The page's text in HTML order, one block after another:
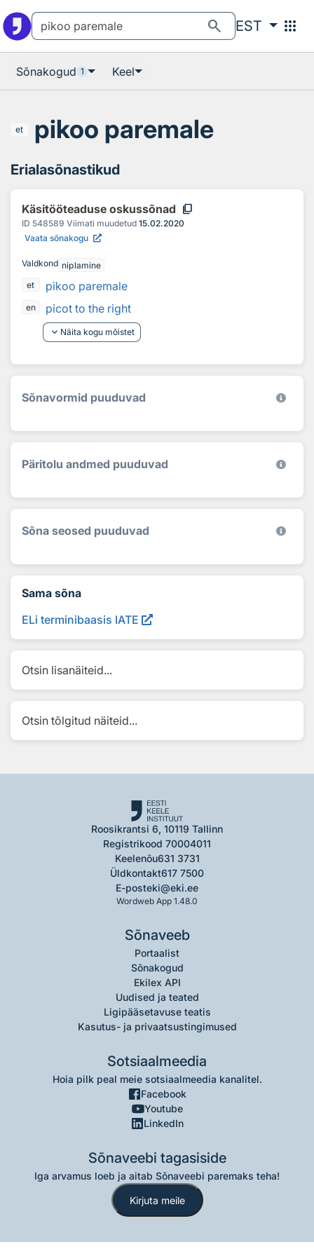
search EST apps
Sõnakogud 1 Keel
et pikoo paremale
Erialasõnastikud
Käsitööteaduse oskussõnad content_copy
ID 548589 Viimati muudetud 15.02.2020
Vaata sõnakogu
Valdkond niplamine
et
pikoo paremale
en
picot to the right
keyboard_arrow_down Näita kogu mõistet
Sõnavormid puuduvad
Päritolu andmed puuduvad
Sõna seosed puuduvad
Sama sõna
ELi terminibaasis IATE
Otsin lisanäiteid...
Otsin tõlgitud näiteid...
Roosikrantsi 6, 10119 Tallinn
Registrikood 70004011
Keelenõu631 3731
Üldkontakt617 7500
E-posteki@eki.ee
Wordweb App 1.48.0
Sõnaveeb
Portaalist
Sõnakogud
Ekilex API
Uudised ja teated
Ligipääsetavuse teatis
Kasutus- ja privaatsustingimused
Sotsiaalmeedia
Hoia pilk peal meie sotsiaalmeedia kanalitel.
Facebook
Youtube
LinkedIn
Sõnaveebi tagasiside
Iga arvamus loeb ja aitab Sõnaveebi paremaks teha!
Kirjuta meile